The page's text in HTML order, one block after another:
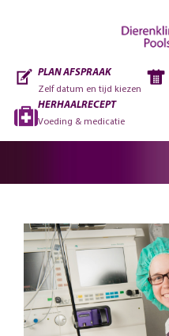
PLAN AFSPRAAK
Zelf datum en tijd kiezen
HERHAALRECEPT
Voeding & medicatie